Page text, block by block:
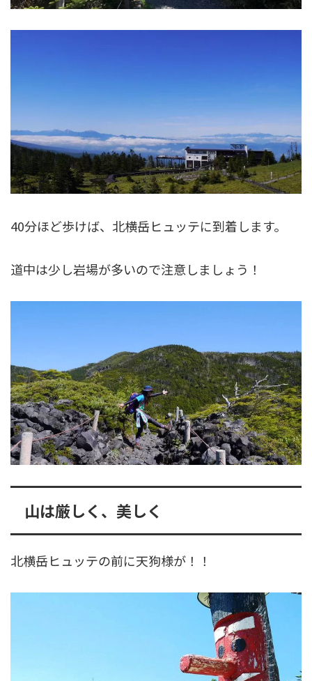
40分ほど歩けば、北横岳ヒュッテに到着します。
道中は少し岩場が多いので注意しましょう！
山は厳しく、美しく
北横岳ヒュッテの前に天狗様が！！